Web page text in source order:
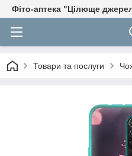
Фіто-аптека "Цілюще
Товари та послуги